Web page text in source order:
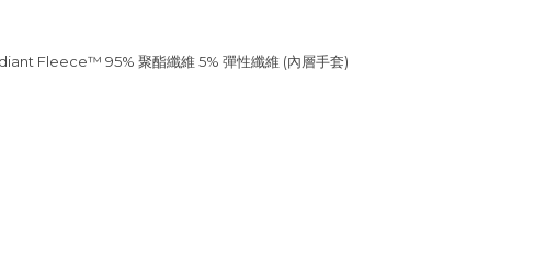
Fleece™ 95% 聚酯纖維 5% 彈性纖維 (內層手套)